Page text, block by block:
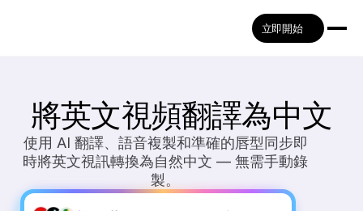
立即開始
將英文視頻翻譯為中文
使用 AI 翻譯、語音複製和準確的唇型同步即
時將英文視訊轉換為自然中文 — 無需手動錄
製。